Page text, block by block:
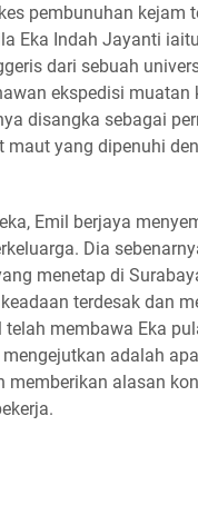
pembunuhan kejam
Eka Indah Jayanti
dari sebuah
ekspedisi
disangka sebagai
maut yang dipenuhi
Emil berjaya
Dia
menetap di
terdesak dan
membawa Eka
adalah
alasan